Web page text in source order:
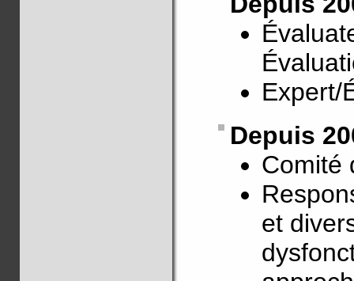
Expert/
Depuis
Comité
et